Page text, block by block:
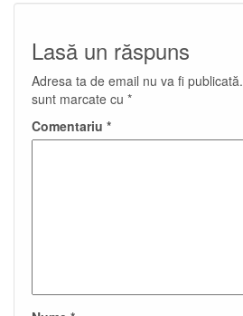
Lasă un răspuns
Adresa ta de email nu va fi publicată.
sunt marcate cu *
Comentariu *